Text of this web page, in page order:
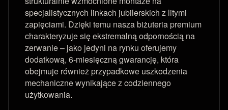
specjalistycznych linkach jubilerskich z litymi
zapięciami. Dzięki temu nasza biżuteria premium
charakteryzuje się ekstremalną odpornością na
zerwanie – jako jedyni na rynku oferujemy
dodatkową, 6-miesięczną gwarancję, która
obejmuje również przypadkowe uszkodzenia
mechaniczne wynikające z codziennego
użytkowania.